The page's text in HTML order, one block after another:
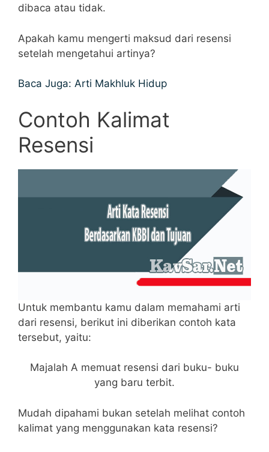
dibaca atau tidak.
Apakah kamu mengerti maksud dari resensi
setelah mengetahui artinya?
Baca Juga: Arti Makhluk Hidup
Contoh Kalimat
Resensi
Untuk membantu kamu dalam memahami arti
dari resensi, berikut ini diberikan contoh kata
tersebut, yaitu:
Majalah A memuat resensi dari buku- buku
yang baru terbit.
Mudah dipahami bukan setelah melihat contoh
kalimat yang menggunakan kata resensi?